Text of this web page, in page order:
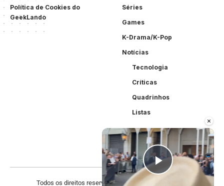
×
Play
Política de Cookies do
GeekLando
Séries
Games
K-Drama/K-Pop
Notícias
Tecnologia
Críticas
Quadrinhos
Listas
Todos os direitos reservados. Criado por